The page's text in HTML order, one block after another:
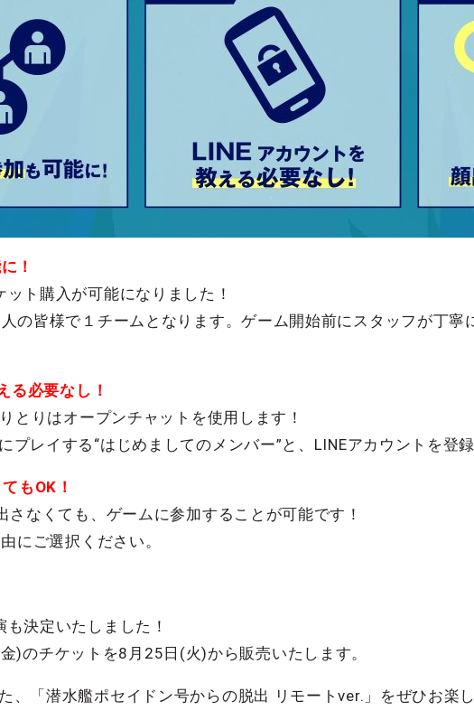
！
ト購入が可能になりました！
の皆様で１チームとなります。ゲーム開始前にスタッフが丁寧
る必要なし！
とりはオープンチャットを使用します！
プレイする“はじめましてのメンバー”と、LINEアカウントを登
もOK！
なくても、ゲームに参加することが可能です！
にご選択ください。
決定いたしました！
)のチケットを8月25日(火)から販売いたします。
、「潜水艦ポセイドン号からの脱出 リモートver.」をぜひお楽し